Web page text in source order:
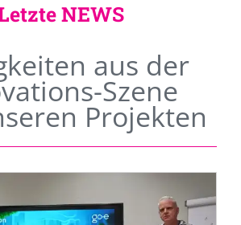
NEWS
aus der
Szene
Projekten